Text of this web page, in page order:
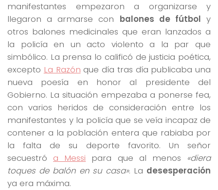
manifestantes empezaron a organizarse y
llegaron a armarse con balones de fútbol y
otros balones medicinales que eran lanzados a
la policía en un acto violento a la par que
simbólico. La prensa lo calificó de justicia poética,
excepto La Razón que día tras día publicaba una
nueva poesía en honor al presidente del
Gobierno. La situación empezaba a ponerse fea,
con varios heridos de consideración entre los
manifestantes y la policía que se veía incapaz de
contener a la población entera que rabiaba por
la falta de su deporte favorito. Un señor
secuestró a Messi para que al menos «diera
toques de balón en su casa». La desesperación
ya era máxima.